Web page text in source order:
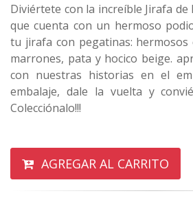
Diviértete con la increíble Jirafa de
que cuenta con un hermoso
tu jirafa con pegatinas: hermosos
marrones, pata y hocico beige.
con nuestras historias en el
embalaje, dale la vuelta y
Colecciónalo!!!
AGREGAR AL CARRITO